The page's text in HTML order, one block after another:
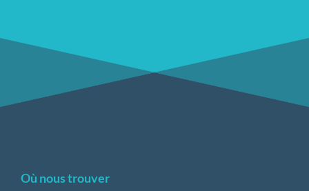
Où nous trouver